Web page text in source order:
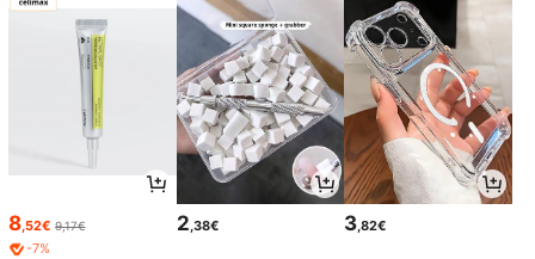
8 ,52€ 9,17€
-7%
2 ,38€ 3 ,82€